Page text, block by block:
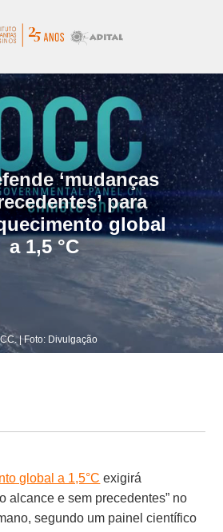
‘mudanças
para
global
a 1,5 °C
| Foto: Divulgação
global a 1,5°C exigirá
alcance e sem precedentes” no
segundo um painel científico